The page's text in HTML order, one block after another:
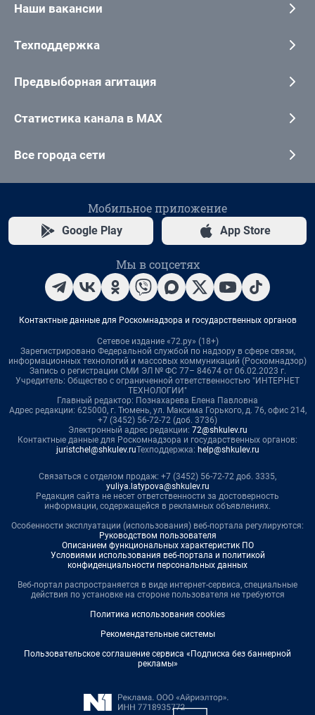
Наши вакансии
Техподдержка
Предвыборная агитация
Статистика канала в MAX
Все города сети
Мобильное приложение
Google Play App Store
Мы в соцсетях
Контактные данные для Роскомнадзора и государственных органов
Сетевое издание «72.ру» (18+)
Зарегистрировано Федеральной службой по надзору в сфере связи,
информационных технологий и массовых коммуникаций (Роскомнадзор)
Запись о регистрации СМИ ЭЛ № ФС 77– 84674 от 06.02.2023 г.
Учредитель: Общество с ограниченной ответственностью "ИНТЕРНЕТ
ТЕХНОЛОГИИ"
Главный редактор: Познахарева Елена Павловна
Адрес редакции: 625000, г. Тюмень, ул. Максима Горького, д. 76, офис 214,
+7 (3452) 56-72-72 (доб. 3736)
Электронный адрес редакции: 72@shkulev.ru
Контактные данные для Роскомнадзора и государственных органов:
juristchel@shkulev.ruТехподдержка: help@shkulev.ru
Связаться с отделом продаж: +7 (3452) 56-72-72 доб. 3335,
yuliya.latypova@shkulev.ru
Редакция сайта не несет ответственности за достоверность
информации, содержащейся в рекламных объявлениях.
Особенности эксплуатации (использования) веб-портала регулируются:
Руководством пользователя
Описанием функциональных характеристик ПО
Условиями использования веб-портала и политикой
конфиденциальности персональных данных
Веб-портал распространяется в виде интернет-сервиса, специальные
действия по установке на стороне пользователя не требуются
Политика использования cookies
Рекомендательные системы
Пользовательское соглашение сервиса «Подписка без баннерной
рекламы»